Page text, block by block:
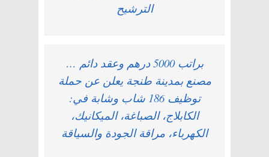
الترشيح
براتب 5000 درهم وعقد دائم …
مصنع بمدينة طنجة يعلن عن حملة
توظيف 186 شاب وشابة في:
الكابلاج، الصباغة، الميكانيك،
الكهرباء، مراقة الجودة والسياقة